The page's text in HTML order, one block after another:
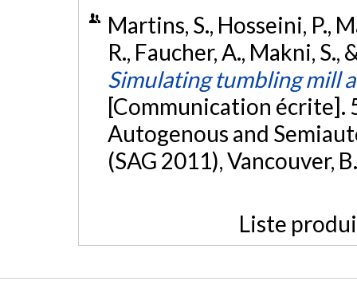
Martins, S., Hosseini, P.,
R., Faucher, A., Makni,
Simulating tumbling mill
[Communication
Autogenous and
(SAG 2011), Vancouver,
Liste